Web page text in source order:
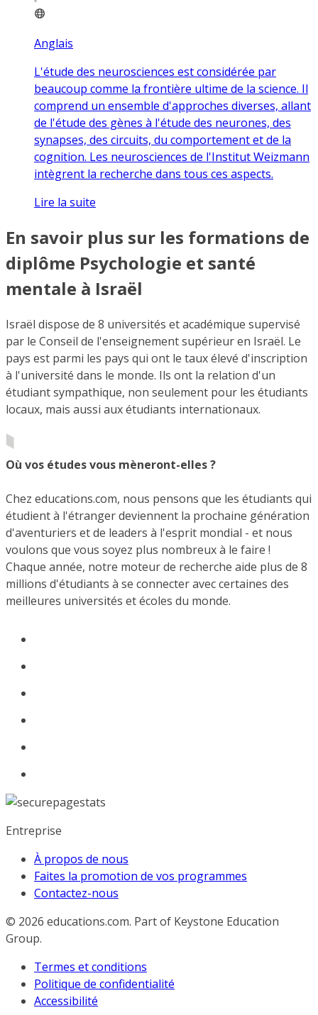
Anglais
L'étude des neurosciences est considérée par
beaucoup comme la frontière ultime de la science. Il
comprend un ensemble d'approches diverses, allant
de l'étude des gènes à l'étude des neurones, des
synapses, des circuits, du comportement et de la
cognition. Les neurosciences de l'Institut Weizmann
intègrent la recherche dans tous ces aspects.
Lire la suite
En savoir plus sur les formations de
diplôme Psychologie et santé
mentale à Israël
Israël dispose de 8 universités et académique supervisé
par le Conseil de l'enseignement supérieur en Israël. Le
pays est parmi les pays qui ont le taux élevé d'inscription
à l'université dans le monde. Ils ont la relation d'un
étudiant sympathique, non seulement pour les étudiants
locaux, mais aussi aux étudiants internationaux.
Où vos études vous mèneront-elles ?
Chez educations.com, nous pensons que les étudiants qui
étudient à l'étranger deviennent la prochaine génération
d'aventuriers et de leaders à l'esprit mondial - et nous
voulons que vous soyez plus nombreux à le faire !
Chaque année, notre moteur de recherche aide plus de 8
millions d'étudiants à se connecter avec certaines des
meilleures universités et écoles du monde.
Entreprise
À propos de nous
Faites la promotion de vos programmes
Contactez-nous
© 2026 educations.com. Part of Keystone Education
Group.
Termes et conditions
Politique de confidentialité
Accessibilité